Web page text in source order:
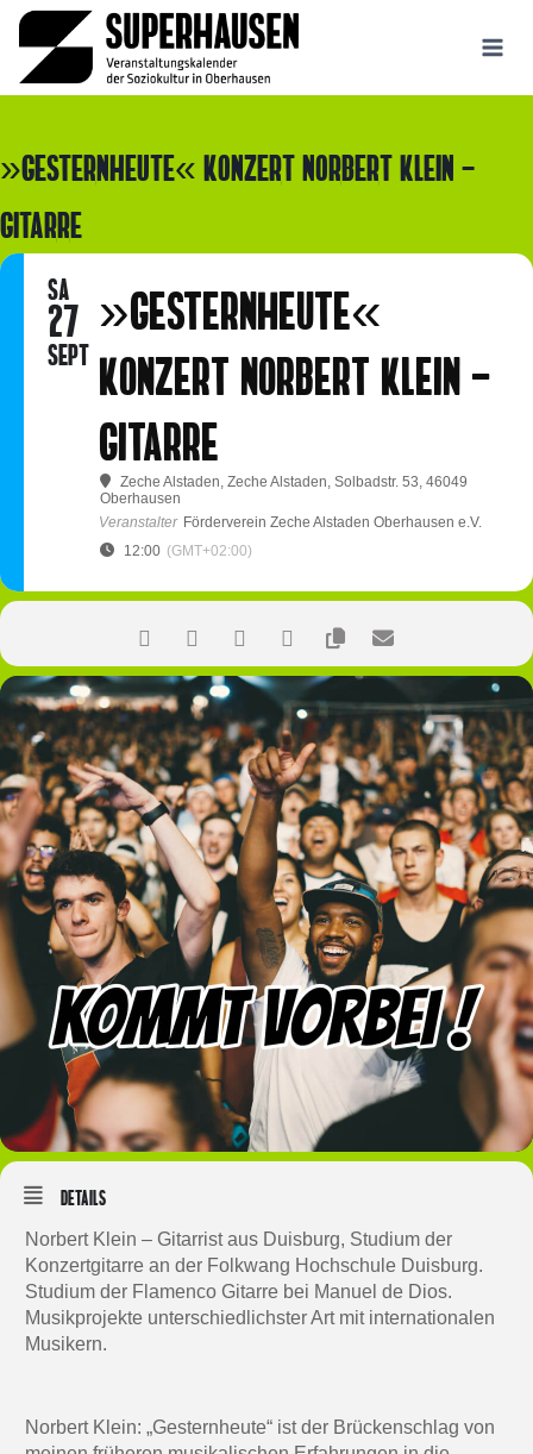
Zum
Inhalt
springen
»GESTERNHEUTE« KONZERT NORBERT KLEIN -
GITARRE
SA
27
SEPT
»GESTERNHEUTE«
KONZERT NORBERT KLEIN -
GITARRE
Zeche Alstaden, Zeche Alstaden, Solbadstr. 53, 46049
Oberhausen
Veranstalter Förderverein Zeche Alstaden Oberhausen e.V.
12:00 (GMT+02:00)
Details
Norbert Klein – Gitarrist aus Duisburg, Studium der
Konzertgitarre an der Folkwang Hochschule Duisburg.
Studium der Flamenco Gitarre bei Manuel de Dios.
Musikprojekte unterschiedlichster Art mit internationalen
Musikern.
Norbert Klein: „Gesternheute“ ist der Brückenschlag von